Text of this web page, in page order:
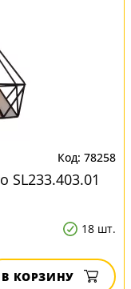
78258
SL233.403.01
18 шт.
В КОРЗИНУ